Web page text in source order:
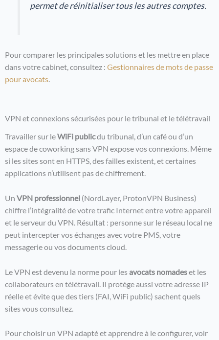
permet de réinitialiser tous les autres comptes.
Pour comparer les principales solutions et les mettre en place
dans votre cabinet, consultez : Gestionnaires de mots de passe
pour avocats
VPN et connexions sécurisées pour le tribunal et le télétravail
Travailler sur leWiFi publicdu tribunal, d’un café ou d’un
espace de coworking sans VPN expose vos connexions. Même
si les sites sont en HTTPS, des failles existent, et certaines
applications n’utilisent pas de chiffrement.
Un VPN professionnel (NordLayer, ProtonVPN Business)
chiffre l’intégralité de votre trafic Internet entre votre appareil
et le serveur du VPN. Résultat : personne sur le réseau local ne
peut intercepter vos échanges avec votre PMS, votre
messagerie ou vos documents cloud.
Le VPN est devenu la norme pour lesavocats nomadeset les
collaborateurs en télétravail. Il protège aussi votre adresse IP
réelle et évite que des tiers (FAI, WiFi public) sachent quels
sites vous consultez.
Pour choisir un VPN adapté et apprendre à le configurer, voir